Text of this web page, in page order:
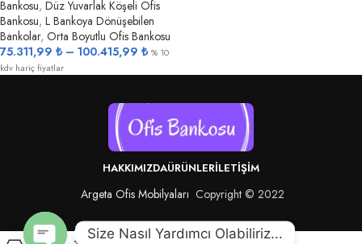
Bankosu, Düz Yuvarlak Köşeli Ofis
Bankosu, L Bankoya Dönüşebilen
Bankolar, Orta Boyutlu Ofis Bankosu
75.311,99 ₺ – 100.415,99 ₺ % 10
kdv hariç fiyatlar
HAKKIMIZDAÜRÜNLERİLETIŞIM
Argeta Ofis Mobilyaları Copyright © 2022
Size Nasıl Yardımcı Olabiliriz...